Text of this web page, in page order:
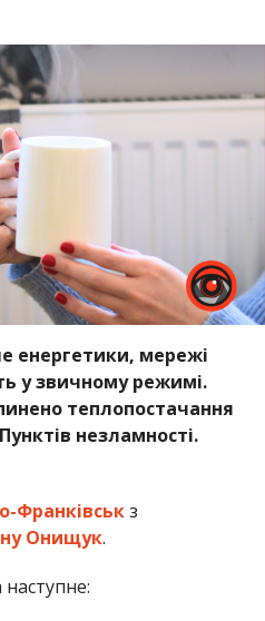
енергетики, мережі
у звичному режимі.
теплопостачання
незламності.
Франківськз
Онищук.